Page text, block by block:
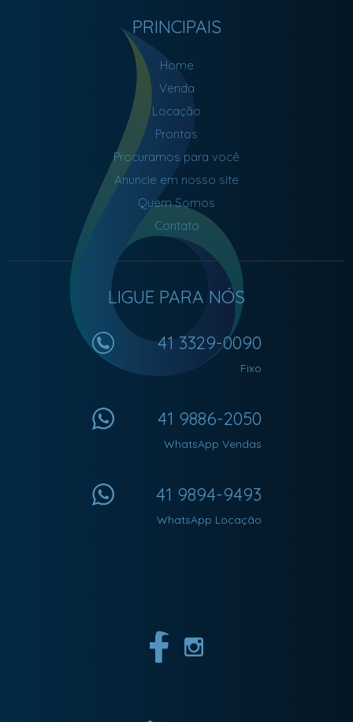
PRINCIPAIS
Home
Venda
Locação
Prontos
Procuramos para você
Anuncie em nosso site
Quem Somos
Contato
LIGUE PARA NÓS
41 3329-0090
Fixo
41 9886-2050
WhatsApp Vendas
41 9894-9493
WhatsApp Locação